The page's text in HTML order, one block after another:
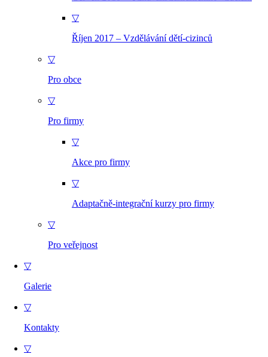
▽
Říjen 2017 – Vzdělávání dětí-cizinců
▽
Pro obce
▽
Pro firmy
▽
Akce pro firmy
▽
Adaptačně-integrační kurzy pro firmy
▽
Pro veřejnost
▽
Galerie
▽
Kontakty
▽